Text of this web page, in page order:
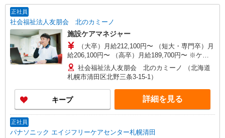
正社員
社会福祉法人友朋会 北のカミーノ
施設ケアマネジャー
（大卒）月給212,100円〜 （短大・専門卒）月
給206,100円〜 （高卒）月給189,700円〜 ※ケア
マネジャー、その他職歴経により優遇 ★試用期間
3ヵ月（同条件） ★資格手当 ケアマネジャー／
20,000円 特別手当／5,000円
社会福祉法人友朋会 北のカミーノ （北海道
札幌市清田区北野三条3-15-1）
キープ 詳細を見る
正社員
パナソニック エイジフリーケアセンター札幌清田